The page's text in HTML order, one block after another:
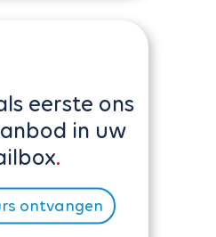
eerste ons
in uw
ontvangen